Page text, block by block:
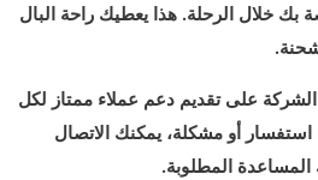
بك خلال الرحلة. هذا يعطيك راحة البال
على تقديم دعم عملاء ممتاز لكل
استفسار أو مشكلة، يمكنك الاتصال
المطلوبة.